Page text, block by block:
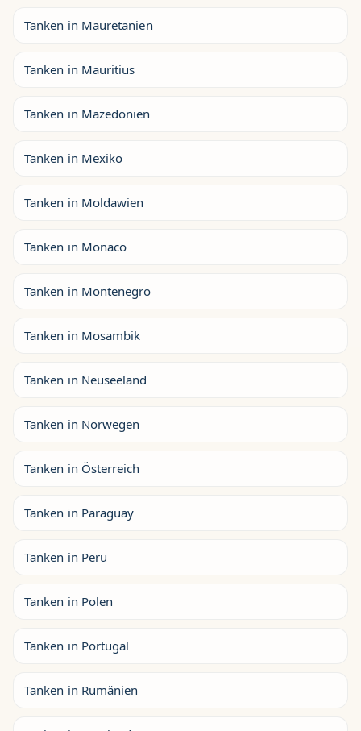
Tanken in Mauretanien
Tanken in Mauritius
Tanken in Mazedonien
Tanken in Mexiko
Tanken in Moldawien
Tanken in Monaco
Tanken in Montenegro
Tanken in Mosambik
Tanken in Neuseeland
Tanken in Norwegen
Tanken in Österreich
Tanken in Paraguay
Tanken in Peru
Tanken in Polen
Tanken in Portugal
Tanken in Rumänien